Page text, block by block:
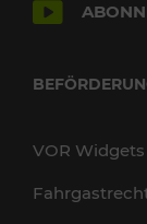
VOR Widgets